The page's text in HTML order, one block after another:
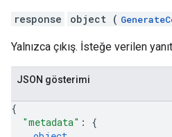
response object (
Yalnızca çıkış. İsteğe verilen
JSON gösterimi
{
"metadata" : {